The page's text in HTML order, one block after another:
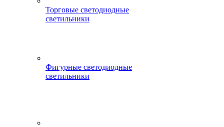
Торговые светодиодные
светильники
Фигурные светодиодные
светильники